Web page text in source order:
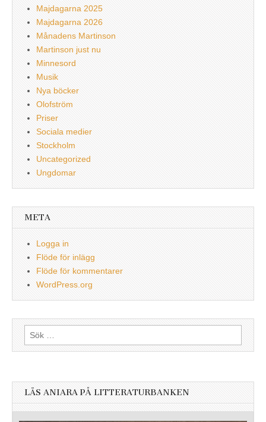
Majdagarna 2025
Majdagarna 2026
Månadens Martinson
Martinson just nu
Minnesord
Musik
Nya böcker
Olofström
Priser
Sociala medier
Stockholm
Uncategorized
Ungdomar
META
Logga in
Flöde för inlägg
Flöde för kommentarer
WordPress.org
Sök
efter:
LÄS ANIARA PÅ LITTERATURBANKEN